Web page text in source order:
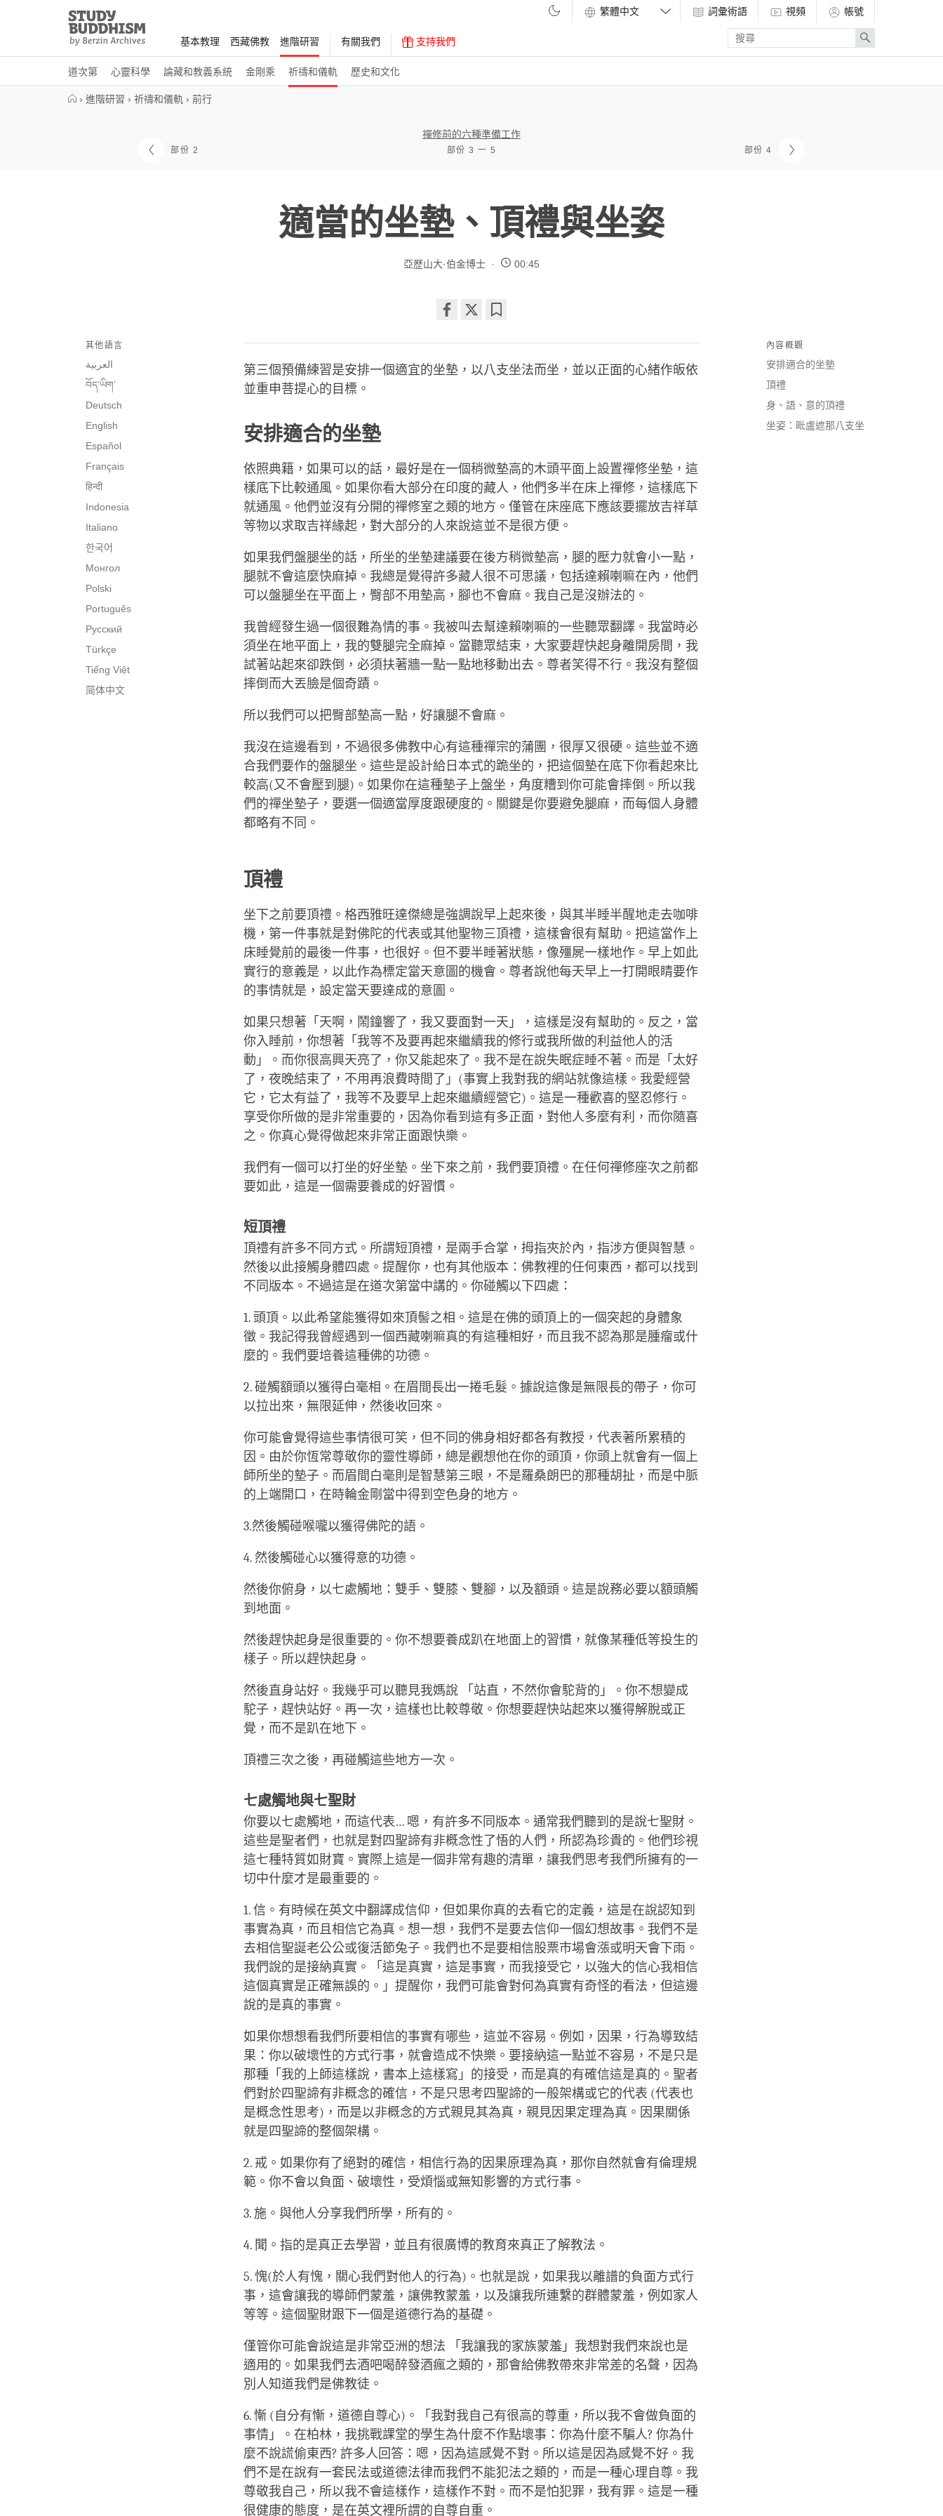
Study
Buddhism
Home
基本教理 西藏佛教 進階研習
道次第 心靈科學 論藏和教義系統 金剛乘 祈禱和儀軌 歷史和文化
有關我們 支持我們
詞彙術語 視頻
帳號
Enter
search
term
Search
› 進階研習 › 祈禱和儀軌 › 前行
部份 2
禪修前的六種準備工作
部份 3 一 5 部份 4
適當的坐墊、頂禮與坐姿
亞歷山大·伯金博士 00:45
on
facebook
內容概觀
安排適合的坐墊
頂禮
身、語、意的頂禮
坐姿：毗盧遮那八支坐
其他語言
العربية
བོད་ཡིག་
Deutsch
English
Español
Français
हिन्दी
Indonesia
Italiano
한국어
Монгол
Polski
Português
Русский
Türkçe
Tiếng Việt
简体中文
第三個預備練習是安排一個適宜的坐墊，以八支坐法而坐，並以正面的心緒作皈依
並重申菩提心的目標。
安排適合的坐墊
依照典籍，如果可以的話，最好是在一個稍微墊高的木頭平面上設置禪修坐墊，這
樣底下比較通風。如果你看大部分在印度的藏人，他們多半在床上禪修，這樣底下
就通風。他們並沒有分開的禪修室之類的地方。僅管在床座底下應該要擺放吉祥草
等物以求取吉祥緣起，對大部分的人來說這並不是很方便。
如果我們盤腿坐的話，所坐的坐墊建議要在後方稍微墊高，腿的壓力就會小一點，
腿就不會這麼快麻掉。我總是覺得許多藏人很不可思議，包括達賴喇嘛在內，他們
可以盤腿坐在平面上，臀部不用墊高，腳也不會麻。我自己是沒辦法的。
我曾經發生過一個很難為情的事。我被叫去幫達賴喇嘛的一些聽眾翻譯。我當時必
須坐在地平面上，我的雙腿完全麻掉。當聽眾結束，大家要趕快起身離開房間，我
試著站起來卻跌倒，必須扶著牆一點一點地移動出去。尊者笑得不行。我沒有整個
摔倒而大丟臉是個奇蹟。
所以我們可以把臀部墊高一點，好讓腿不會麻。
我沒在這邊看到，不過很多佛教中心有這種禪宗的蒲團，很厚又很硬。這些並不適
合我們要作的盤腿坐。這些是設計給日本式的跪坐的，把這個墊在底下你看起來比
較高(又不會壓到腿)。如果你在這種墊子上盤坐，角度糟到你可能會摔倒。所以我
們的禪坐墊子，要選一個適當厚度跟硬度的。關鍵是你要避免腿麻，而每個人身體
都略有不同。
頂禮
坐下之前要頂禮。格西雅旺達傑總是強調說早上起來後，與其半睡半醒地走去咖啡
機，第一件事就是對佛陀的代表或其他聖物三頂禮，這樣會很有幫助。把這當作上
床睡覺前的最後一件事，也很好。但不要半睡著狀態，像殭屍一樣地作。早上如此
實行的意義是，以此作為標定當天意圖的機會。尊者說他每天早上一打開眼睛要作
的事情就是，設定當天要達成的意圖。
如果只想著「天啊，鬧鐘響了，我又要面對一天」，這樣是沒有幫助的。反之，當
你入睡前，你想著「我等不及要再起來繼續我的修行或我所做的利益他人的活
動」。而你很高興天亮了，你又能起來了。我不是在說失眠症睡不著。而是「太好
了，夜晚結束了，不用再浪費時間了」(事實上我對我的網站就像這樣。我愛經營
它，它太有益了，我等不及要早上起來繼續經營它)。這是一種歡喜的堅忍修行。
享受你所做的是非常重要的，因為你看到這有多正面，對他人多麼有利，而你隨喜
之。你真心覺得做起來非常正面跟快樂。
我們有一個可以打坐的好坐墊。坐下來之前，我們要頂禮。在任何禪修座次之前都
要如此，這是一個需要養成的好習慣。
短頂禮
頂禮有許多不同方式。所謂短頂禮，是兩手合掌，拇指夾於內，指涉方便與智慧。
然後以此接觸身體四處。提醒你，也有其他版本：佛教裡的任何東西，都可以找到
不同版本。不過這是在道次第當中講的。你碰觸以下四處：
1. 頭頂。以此希望能獲得如來頂髻之相。這是在佛的頭頂上的一個突起的身體象
徵。我記得我曾經遇到一個西藏喇嘛真的有這種相好，而且我不認為那是腫瘤或什
麼的。我們要培養這種佛的功德。
2. 碰觸額頭以獲得白毫相。在眉間長出一捲毛髮。據說這像是無限長的帶子，你可
以拉出來，無限延伸，然後收回來。
你可能會覺得這些事情很可笑，但不同的佛身相好都各有教授，代表著所累積的
因。由於你恆常尊敬你的靈性導師，總是觀想他在你的頭頂，你頭上就會有一個上
師所坐的墊子。而眉間白毫則是智慧第三眼，不是羅桑朗巴的那種胡扯，而是中脈
的上端開口，在時輪金剛當中得到空色身的地方。
3.然後觸碰喉嚨以獲得佛陀的語。
4. 然後觸碰心以獲得意的功德。
然後你俯身，以七處觸地：雙手、雙膝、雙腳，以及額頭。這是說務必要以額頭觸
到地面。
然後趕快起身是很重要的。你不想要養成趴在地面上的習慣，就像某種低等投生的
樣子。所以趕快起身。
然後直身站好。我幾乎可以聽見我媽說 「站直，不然你會駝背的」。你不想變成
駝子，趕快站好。再一次，這樣也比較尊敬。你想要趕快站起來以獲得解脫或正
覺，而不是趴在地下。
頂禮三次之後，再碰觸這些地方一次。
七處觸地與七聖財
你要以七處觸地，而這代表… 嗯，有許多不同版本。通常我們聽到的是說七聖財。
這些是聖者們，也就是對四聖諦有非概念性了悟的人們，所認為珍貴的。他們珍視
這七種特質如財寶。實際上這是一個非常有趣的清單，讓我們思考我們所擁有的一
切中什麼才是最重要的。
1. 信。有時候在英文中翻譯成信仰，但如果你真的去看它的定義，這是在說認知到
事實為真，而且相信它為真。想一想，我們不是要去信仰一個幻想故事。我們不是
去相信聖誕老公公或復活節兔子。我們也不是要相信股票市場會漲或明天會下雨。
我們說的是接納真實。「這是真實，這是事實，而我接受它，以強大的信心我相信
這個真實是正確無誤的。」提醒你，我們可能會對何為真實有奇怪的看法，但這邊
說的是真的事實。
如果你想想看我們所要相信的事實有哪些，這並不容易。例如，因果，行為導致結
果：你以破壞性的方式行事，就會造成不快樂。要接納這一點並不容易，不是只是
那種「我的上師這樣說，書本上這樣寫」的接受，而是真的有確信這是真的。聖者
們對於四聖諦有非概念的確信，不是只思考四聖諦的一般架構或它的代表 (代表也
是概念性思考)，而是以非概念的方式親見其為真，親見因果定理為真。因果關係
就是四聖諦的整個架構。
2. 戒。如果你有了絕對的確信，相信行為的因果原理為真，那你自然就會有倫理規
範。你不會以負面、破壞性，受煩惱或無知影響的方式行事。
3. 施。與他人分享我們所學，所有的。
4. 聞。指的是真正去學習，並且有很廣博的教育來真正了解教法。
5. 愧(於人有愧，關心我們對他人的行為)。也就是說，如果我以離譜的負面方式行
事，這會讓我的導師們蒙羞，讓佛教蒙羞，以及讓我所連繫的群體蒙羞，例如家人
等等。這個聖財跟下一個是道德行為的基礎。
僅管你可能會說這是非常亞洲的想法 「我讓我的家族蒙羞」我想對我們來說也是
適用的。如果我們去酒吧喝醉發酒瘋之類的，那會給佛教帶來非常差的名聲，因為
別人知道我們是佛教徒。
6. 慚 (自分有慚，道德自尊心)。「我對我自己有很高的尊重，所以我不會做負面的
事情」。在柏林，我挑戰課堂的學生為什麼不作點壞事：你為什麼不騙人? 你為什
麼不說謊偷東西? 許多人回答：嗯，因為這感覺不對。所以這是因為感覺不好。我
們不是在說有一套民法或道德法律而我們不能犯法之類的，而是一種心理自尊。我
尊敬我自己，所以我不會這樣作，這樣作不對。而不是怕犯罪，我有罪。這是一種
很健康的態度，是在英文裡所謂的自尊自重。